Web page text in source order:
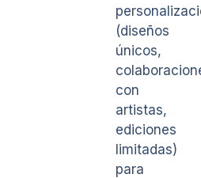
(diseños
únicos,
con
artistas,
ediciones
limitadas)
para